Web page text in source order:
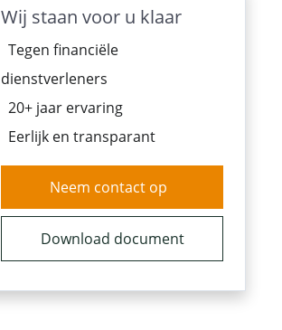
Wij staan voor u klaar
Tegen financiële
dienstverleners
20+ jaar ervaring
Eerlijk en transparant
Neem contact op
Download document